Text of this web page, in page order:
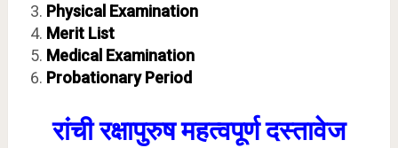
Physical Examination
Merit List
Medical Examination
Probationary Period
रांची रक्षापुरुषमहत्वपूर्ण दस्तावेज